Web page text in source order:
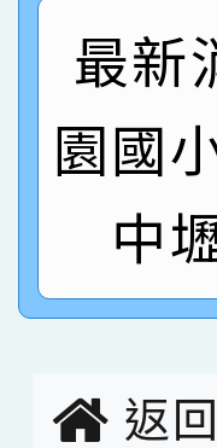
創客
賽 洪
名
賀！
倩參
名 指
賀！
園市
指導
賀！
賽
臺灣
賀！
市賽
最新
園國
中
返